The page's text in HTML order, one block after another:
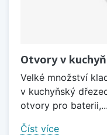
Otvory v
Velké množství
v kuchyňský
otvory pro baterii,...
Číst více